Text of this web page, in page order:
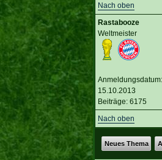
Nach oben
Rastabooze
Weltmeister
Anmeldungsdatum:
15.10.2013
Beiträge: 6175
Nach oben
Neues Thema